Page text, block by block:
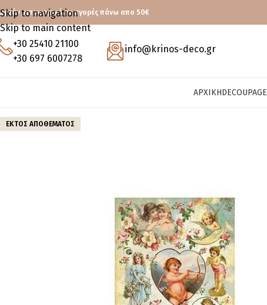
Skip to navigation
Skip to main content
μεταφορικά με αγορές πάνω απο 50€
+30 25410 21100
+30 697 6007278
info@krinos-deco.gr
ΑΡΧΙΚΉDECOUPAGE
ΕΚΤΌΣ ΑΠΟΘΈΜΑΤΟΣ